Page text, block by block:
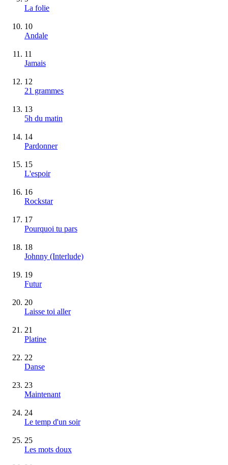
La folie
10
Andale
11
Jamais
12
21 grammes
13
5h du matin
14
Pardonner
15
L'espoir
16
Rockstar
17
Pourquoi tu pars
18
Johnny (Interlude)
19
Futur
20
Laisse toi aller
21
Platine
22
Danse
23
Maintenant
24
Le temp d'un soir
25
Les mots doux